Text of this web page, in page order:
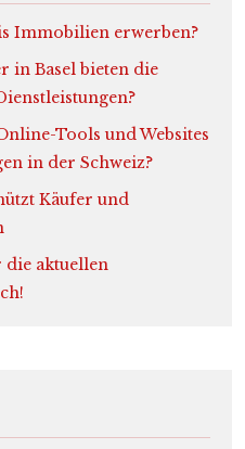
Immobilien erwerben?
in Basel bieten die
Tools und Websites
in der Schweiz?
Käufer und
aktuellen